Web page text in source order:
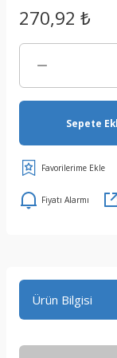
270,92 ₺
Sepete
Fiyatı Alarmı
Ürün Bilgisi